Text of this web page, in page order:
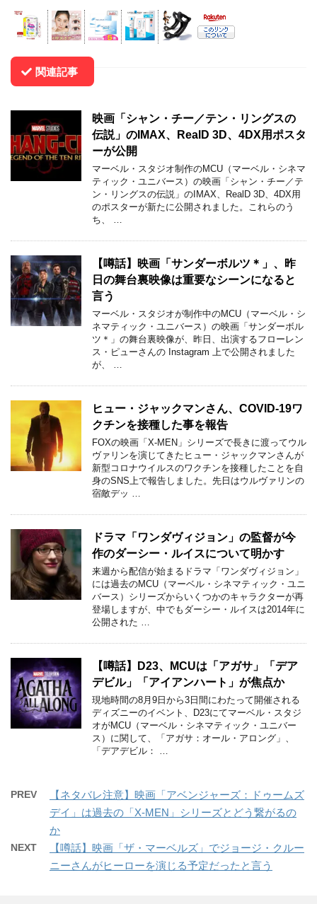
関連記事
映画「シャン・チー／テン・リングスの
伝説」のIMAX、RealD 3D、4DX用ポスタ
ーが公開
マーベル・スタジオ制作のMCU（マーベル・シネマ
ティック・ユニバース）の映画「シャン・チー／テ
ン・リングスの伝説」のIMAX、RealD 3D、4DX用
のポスターが新たに公開されました。これらのう
ち、 …
【噂話】映画「サンダーボルツ＊」、昨
日の舞台裏映像は重要なシーンになると
言う
マーベル・スタジオが制作中のMCU（マーベル・シ
ネマティック・ユニバース）の映画「サンダーボル
ツ＊」の舞台裏映像が、昨日、出演するフローレン
ス・ピューさんの Instagram 上で公開されました
が、 …
ヒュー・ジャックマンさん、COVID-19ワ
クチンを接種した事を報告
FOXの映画「X-MEN」シリーズで長きに渡ってウル
ヴァリンを演じてきたヒュー・ジャックマンさんが
新型コロナウイルスのワクチンを接種したことを自
身のSNS上で報告しました。先日はウルヴァリンの
宿敵デッ …
ドラマ「ワンダヴィジョン」の監督が今
作のダーシー・ルイスについて明かす
来週から配信が始まるドラマ「ワンダヴィジョン」
には過去のMCU（マーベル・シネマティック・ユニ
バース）シリーズからいくつかのキャラクターが再
登場しますが、中でもダーシー・ルイスは2014年に
公開された …
【噂話】D23、MCUは「アガサ」「デア
デビル」「アイアンハート」が焦点か
現地時間の8月9日から3日間にわたって開催される
ディズニーのイベント、D23にてマーベル・スタジ
オがMCU（マーベル・シネマティック・ユニバー
ス）に関して、「アガサ：オール・アロング」、
「デアデビル： …
PREV
【ネタバレ注意】映画「アベンジャーズ：ドゥームズ
デイ」は過去の「X-MEN」シリーズとどう繋がるの
か
NEXT
【噂話】映画「ザ・マーベルズ」でジョージ・クルー
ニーさんがヒーローを演じる予定だったと言う